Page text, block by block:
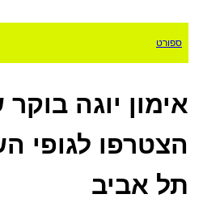
ספורט
אימון יוגה
הצטרפו לגופי
תל אביב